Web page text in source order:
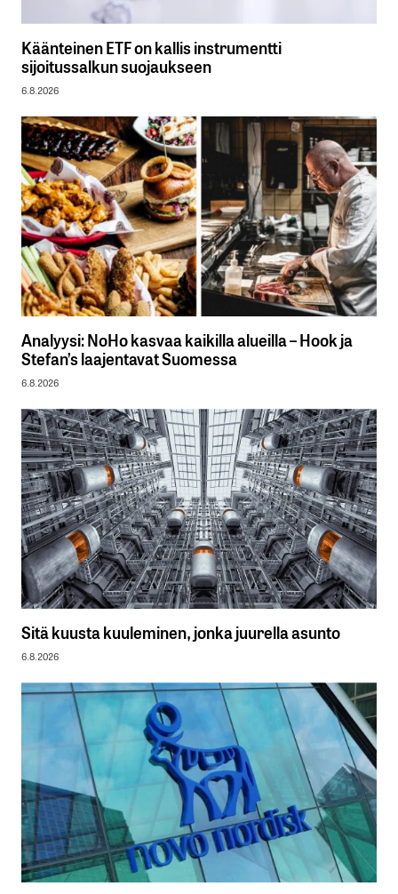
Käänteinen ETF on kallis instrumentti
sijoitussalkun suojaukseen
6.8.2026
Analyysi: NoHo kasvaa kaikilla alueilla – Hook ja
Stefan’s laajentavat Suomessa
6.8.2026
Sitä kuusta kuuleminen, jonka juurella asunto
6.8.2026